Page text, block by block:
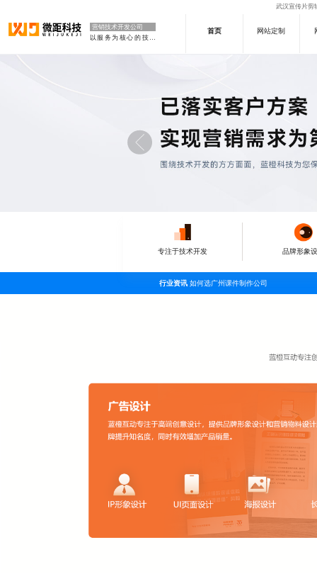
武汉宣传片剪
营销技术开发公司
以服务为核心的技术型
首页 网站定制
专注于技术开发 品牌形象
行业资讯 如何选广州课件制作公司